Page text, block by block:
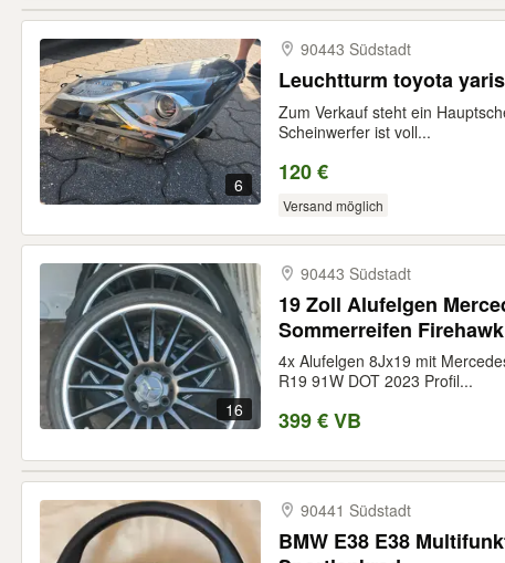
6
90443 Südstadt
Leuchtturm toyota yaris
Zum Verkauf steht ein
Scheinwerfer ist voll...
120 €
Versand möglich
16
90443 Südstadt
19 Zoll Alufelgen
Sommerreifen Firehawk
4x Alufelgen 8Jx19 mit
R19 91W DOT 2023 Profil...
399 € VB
90441 Südstadt
BMW E38 E38